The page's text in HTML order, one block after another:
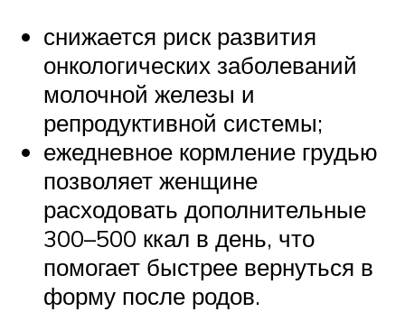
снижается риск развития
онкологических заболеваний
молочной железы и
репродуктивной системы;
ежедневное кормление грудью
позволяет женщине
расходовать дополнительные
300–500 ккал в день, что
помогает быстрее вернуться в
форму после родов.